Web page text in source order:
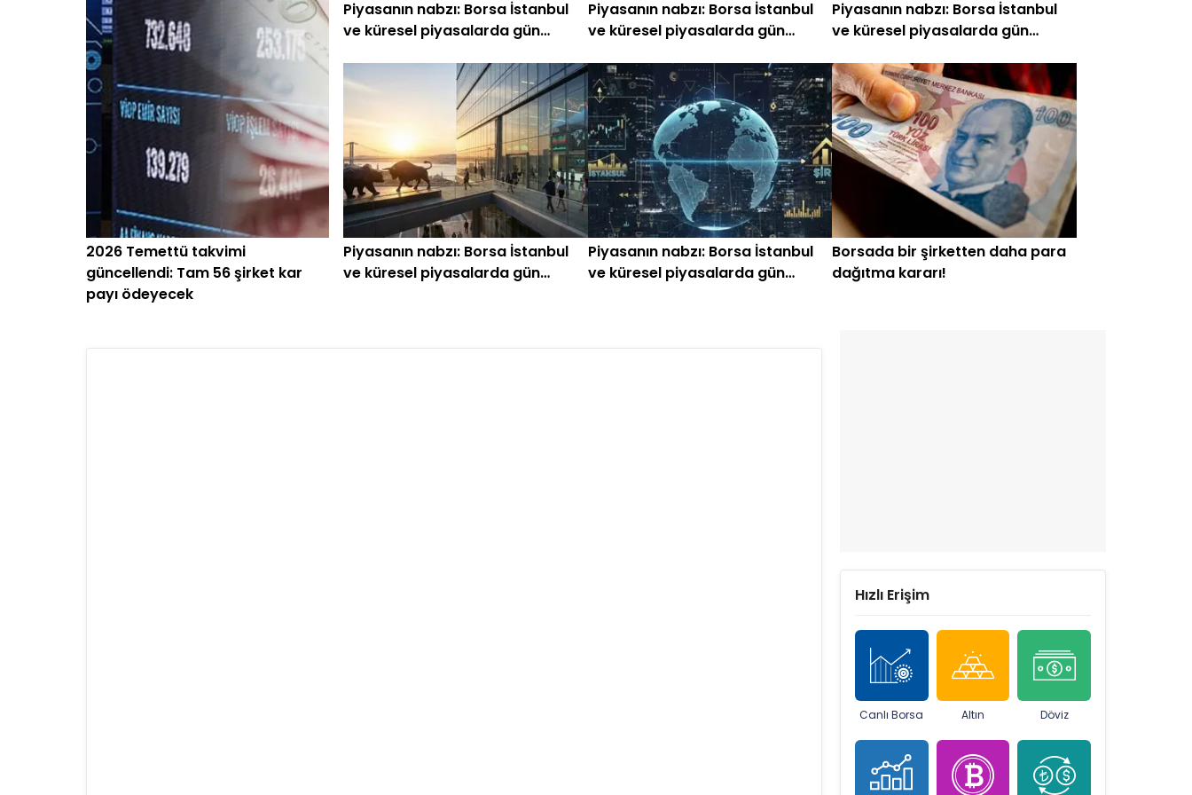
2026 Temettü takvimi
güncellendi: Tam 56 şirket kar
payı ödeyecek
Piyasanın nabzı: Borsa İstanbul
ve küresel piyasalarda gün
Piyasanın nabzı: Borsa İstanbul
ve küresel piyasalarda gün
Piyasanın nabzı: Borsa İstanbul
ve küresel piyasalarda gün
Piyasanın nabzı: Borsa İstanbul
ve küresel piyasalarda gün
Piyasanın nabzı: Borsa İstanbul
ve küresel piyasalarda gün
Borsada bir şirketten daha para
dağıtma kararı!
Hızlı Erişim
Canlı Borsa Altın Döviz